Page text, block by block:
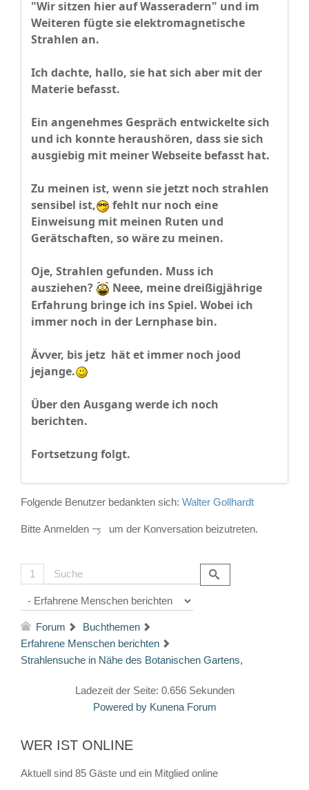
"Wir sitzen hier auf Wasseradern" und im
Weiteren fügte sie elektromagnetische
Strahlen an.
Ich dachte, hallo, sie hat sich aber mit der
Materie befasst.
Ein angenehmes Gespräch entwickelte sich
und ich konnte heraushören, dass sie sich
ausgiebig mit meiner Webseite befasst hat.
Zu meinen ist, wenn sie jetzt noch strahlen​​​
sensibel ist,
fehlt nur noch eine
Einweisung mit meinen Ruten und
Gerätschaften, so wäre zu meinen.
Oje, Strahlen gefunden. Muss ich
ausziehen?
Neee, meine dreißigjährige
Erfahrung bringe ich ins Spiel. Wobei ich
immer noch in der Lernphase bin.
Ävver, bis jetz hät et immer noch jood
jejange.
Über den Ausgang werde ich noch
berichten.
Fortsetzung folgt.
Folgende Benutzer bedankten sich: Walter Gollhardt
Bitte Anmelden um der Konversation beizutreten.
1
Forum
Buchthemen
Erfahrene Menschen berichten
Strahlensuche in Nähe des Botanischen Gartens,
Ladezeit der Seite: 0.656 Sekunden
Powered by Kunena Forum
WER IST ONLINE
Aktuell sind 85 Gäste und ein Mitglied online